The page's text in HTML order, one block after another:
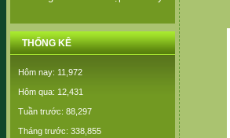
THỐNG KÊ
Hôm nay: 11,972
Hôm qua: 12,431
Tuần trước: 88,297
Tháng trước: 338,855